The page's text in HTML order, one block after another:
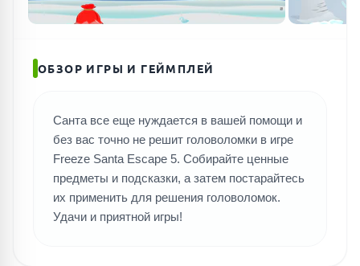
ПОИСК ИГР
ОБЗОР ИГРЫ И ГЕЙМПЛЕЙ
Санта все еще нуждается в вашей помощи и
без вас точно не решит головоломки в игре
Freeze Santa Escape 5. Собирайте ценные
предметы и подсказки, а затем постарайтесь
их применить для решения головоломок.
Удачи и приятной игры!